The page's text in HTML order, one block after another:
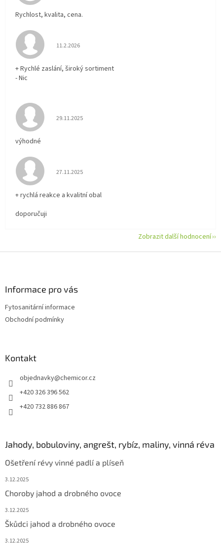
Rychlost, kvalita, cena.
Hodnocení obchodu je 5 z 5 hvězdiček.
11.2.2026
+ Rychlé zaslání, široký sortiment
- Nic
Hodnocení obchodu je 5 z 5 hvězdiček.
29.11.2025
výhodné
Hodnocení obchodu je 5 z 5 hvězdiček.
27.11.2025
+ rychlá reakce a kvalitní obal
doporučuji
Zobrazit další hodnocení
Informace pro vás
Fytosanitární informace
Obchodní podmínky
Kontakt
objednavky@chemicor.cz
+420 326 396 562
+420 732 886 867
Jahody, bobuloviny, angrešt, rybíz, maliny, vinná réva
Ošetření révy vinné padlí a plíseň
3.12.2025
Choroby jahod a drobného ovoce
3.12.2025
Škůdci jahod a drobného ovoce
3.12.2025